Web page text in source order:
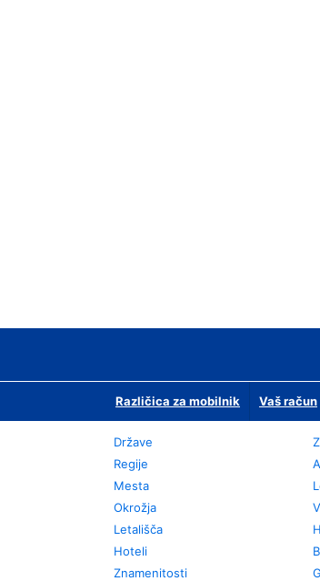
Različica za mobilnik Vaš račun
Države
Regije
Mesta
Okrožja
Letališča
Hoteli
Znamenitosti